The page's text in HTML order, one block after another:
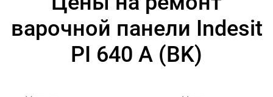
варочной панели Indesit
PI 640 A (BK)